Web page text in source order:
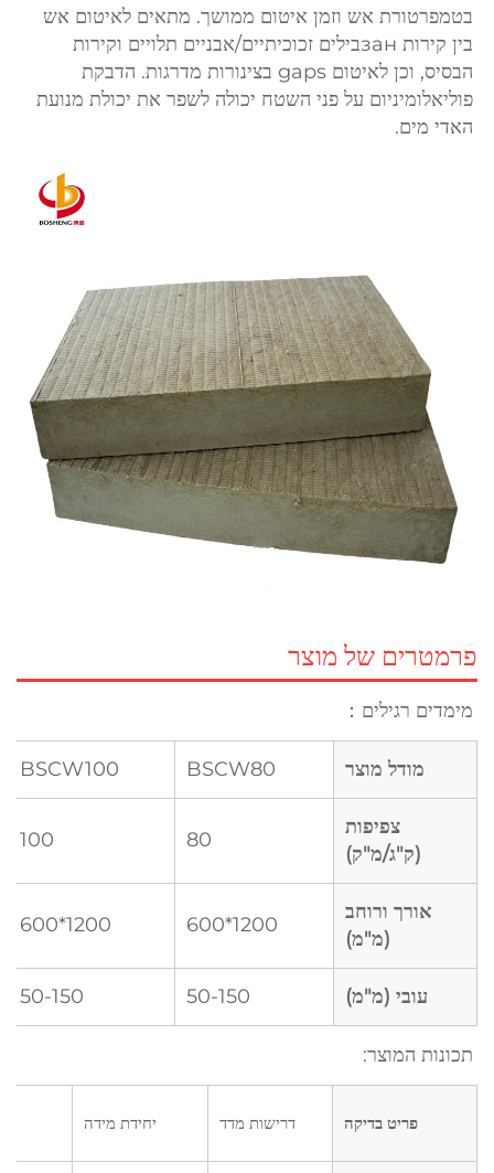
האדי מים.
פרמטרים של מוצר
מימדים רגילים：
מודל מוצר BSCW80
BSCW100
צפיפות
(ק"ג/מ"ק)
80
100
אורך ורוחב
(מ"מ)
1200*600
1200*600
עובי (מ"מ) 50-150
50-150
תכונות המוצר:
פריט בדיקה דרישות מדד יחידת מידה